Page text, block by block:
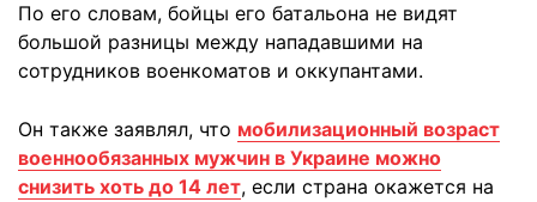
По его словам, бойцы его батальона не видят
большой разницы между нападавшими на
сотрудников военкоматов и оккупантами.
Он также заявлял, что мобилизационный возраст
военнообязанных мужчин в Украине можно
снизить хоть до 14 лет, если страна окажется на